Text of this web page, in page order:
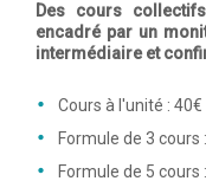
Des cours
encadré par un
intermédiaire et
Cours à l'unité : 40€
Formule de 3 cours
Formule de 5 cours